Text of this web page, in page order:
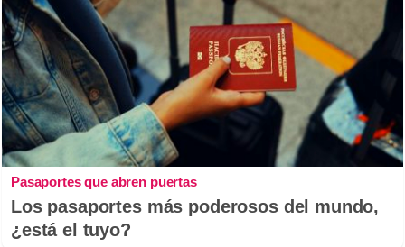
Pasaportes que abren puertas
Los pasaportes más poderosos del mundo,
¿está el tuyo?